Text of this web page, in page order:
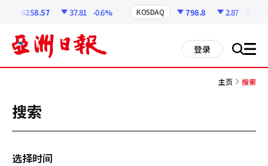
6258.57 37.81 -0.6% KOSDAQ 798.8 2.87 -0.36%
登录 搜 all
主页 搜索
搜索
选择时间